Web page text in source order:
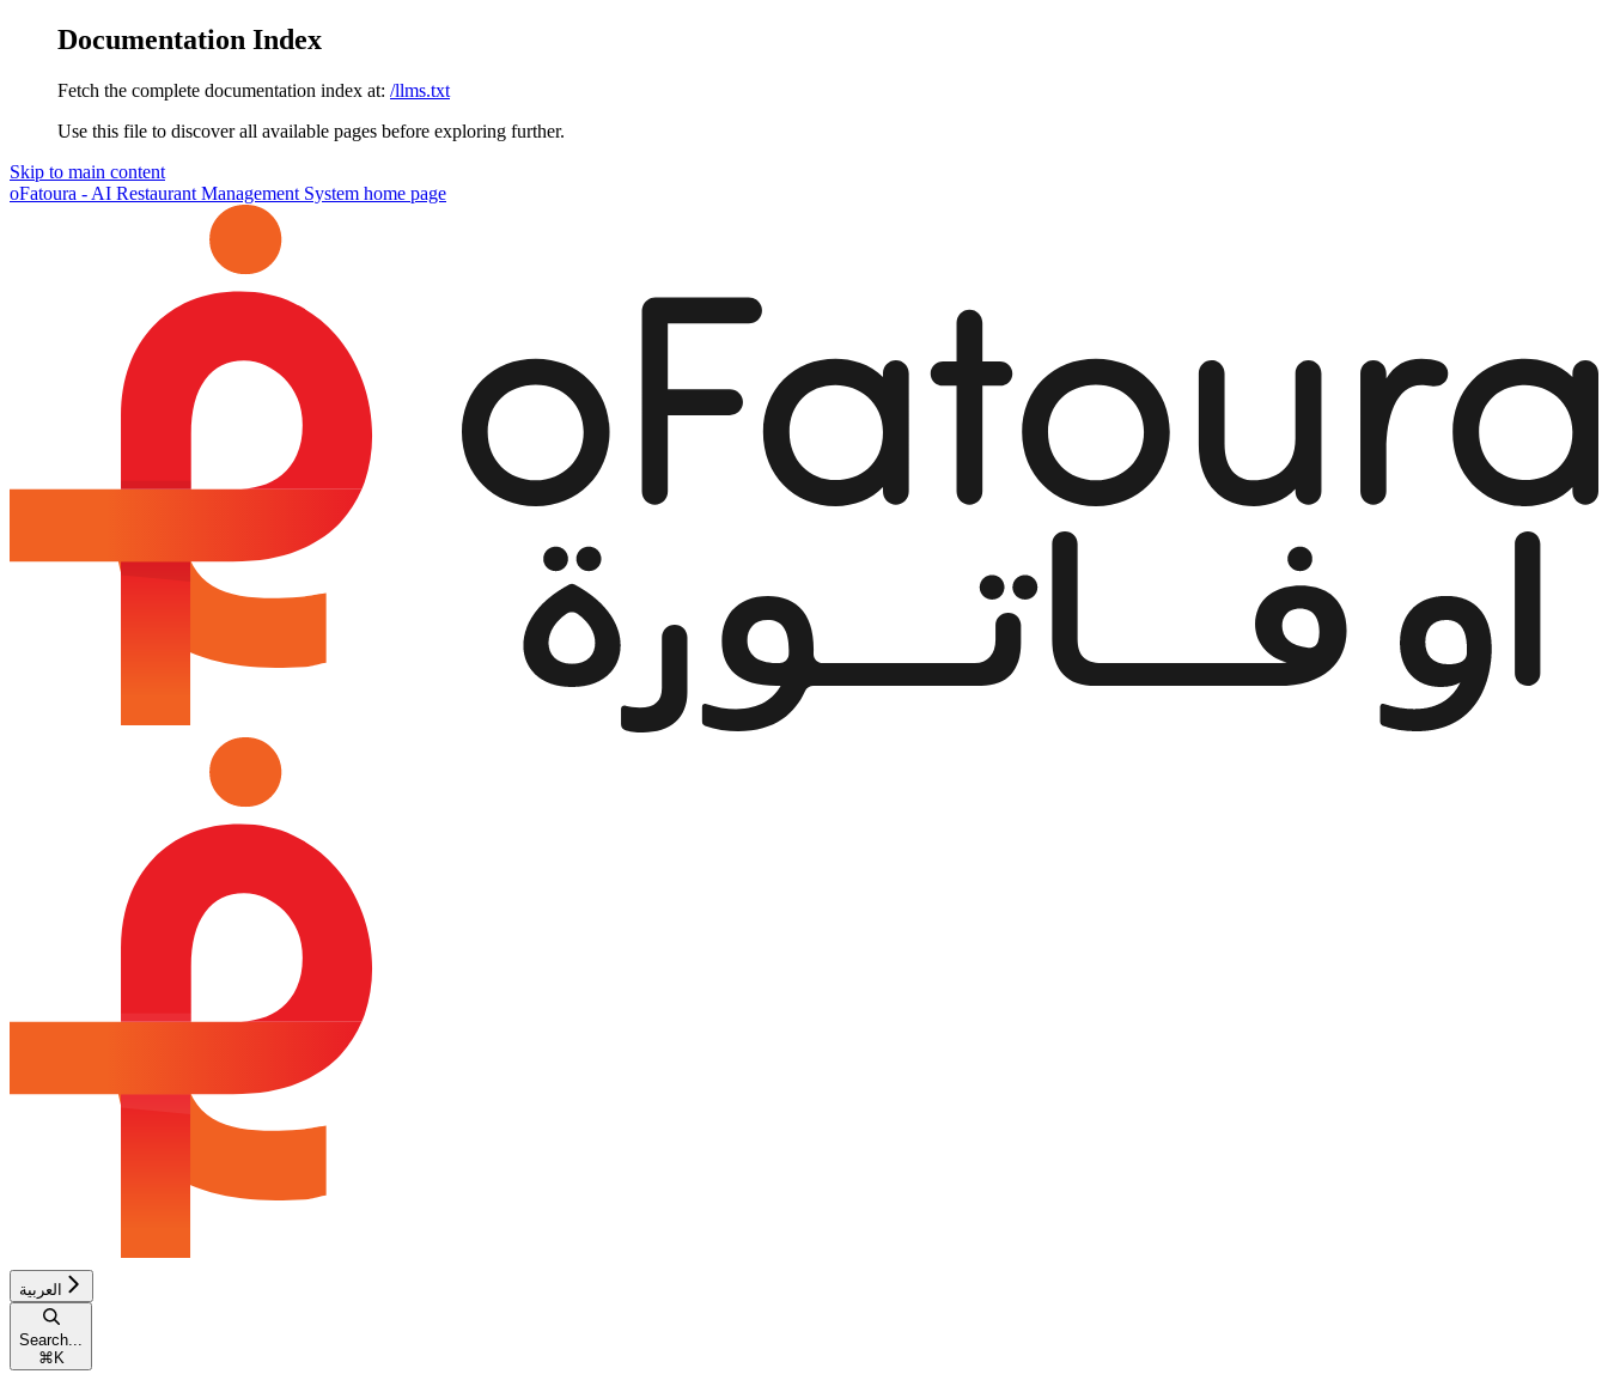
Documentation Index
Fetch the complete documentation index at: /llms.txt
Use this file to discover all available pages before exploring further.
Skip to main content
oFatoura - AI Restaurant Management System home page
العربية
Search...
⌘ K